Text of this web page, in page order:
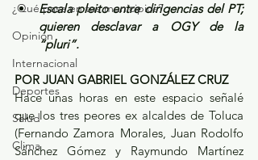
¿Qué pasa en tus municipios?
Opinión
Internacional
Deportes
Salud
Clima
Escala pleito entre dirigencias del PT;
quieren desclavar a OGY de la
“pluri”.
POR JUAN GABRIEL GONZÁLEZ CRUZ
Hace unas horas en este espacio señalé
que los tres peores ex alcaldes de Toluca
(Fernando Zamora Morales, Juan Rodolfo
Sánchez Gómez y Raymundo Martínez